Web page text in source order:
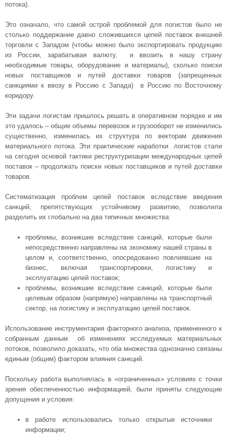
потока).
Это означало, что самой острой проблемой для логистов было не
столько поддержание давно сложившихся цепей поставок внешней
торговли с Западом (чтобы можно было экспортировать продукцию
из России, зарабатывая валюту, и ввозить в нашу страну
необходимые товары, оборудование и материалы), сколько поиски
новых поставщиков и путей доставки товаров (запрещенных
санкциями к ввозу в Россию с Запада) в Россию по Восточному
коридору.
Эти задачи логистам пришлось решать в оперативном порядке и им
это удалось – общие объемы перевозок и грузооборот не изменились
существенно, изменилась их структура по векторам движения
материального потока. Эти практические наработки логистов стали
на сегодня основой тактики реструктуризации международных цепей
поставок – продолжать поиски новых поставщиков и путей доставки
товаров.
Систематизация проблем цепей поставок вследствие введения
санкций, препятствующих устойчивому развитию, позволила
разделить их глобально на два типичных множества:
проблемы, возникшие вследствие санкций, которые были
непосредственно направлены на экономику нашей страны в
целом и, соответственно, опосредованно повлиявшие на
бизнес, включая транспортировки, логистику и
эксплуатацию цепей поставок;
проблемы, возникшие вследствие санкций, которые были
целевым образом (напрямую) направлены на транспортный
сектор, на логистику и эксплуатацию цепей поставок.
Использование инструментария факторного анализа, примененного к
собранным данным об изменениях исследуемых материальных
потоков, позволило доказать, что оба множества однозначно связаны
единым (общим) фактором влияния санкций.
Поскольку работа выполнялась в «ограниченных» условиях с точки
зрения обеспеченностью информацией, были приняты следующие
допущения и условия:
в работе использовались только открытые источники
информации;